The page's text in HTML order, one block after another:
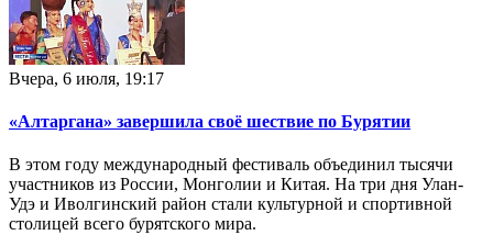
Вчера, 6 июля, 19:17
«Алтаргана» завершила своё шествие по Бурятии
В этом году международный фестиваль объединил тысячи
участников из России, Монголии и Китая. На три дня Улан-
Удэ и Иволгинский район стали культурной и спортивной
столицей всего бурятского мира.